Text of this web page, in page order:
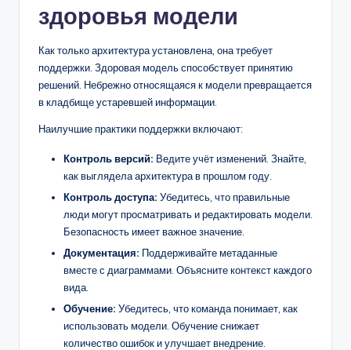
здоровья модели
Как только архитектура установлена, она требует
поддержки. Здоровая модель способствует принятию
решений. Небрежно относящаяся к модели превращается
в кладбище устаревшей информации.
Наилучшие практики поддержки включают:
Контроль версий: Ведите учёт изменений. Знайте,
как выглядела архитектура в прошлом году.
Контроль доступа: Убедитесь, что правильные
люди могут просматривать и редактировать модели.
Безопасность имеет важное значение.
Документация: Поддерживайте метаданные
вместе с диаграммами. Объясните контекст каждого
вида.
Обучение: Убедитесь, что команда понимает, как
использовать модели. Обучение снижает
количество ошибок и улучшает внедрение.